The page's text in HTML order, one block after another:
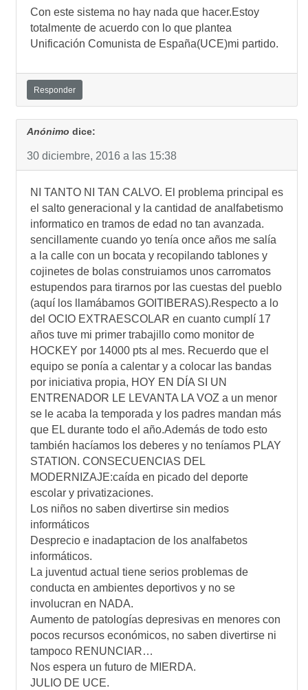
Con este sistema no hay nada que hacer.Estoy
totalmente de acuerdo con lo que plantea
Unificación Comunista de España(UCE)mi partido.
Responder
Anónimo dice:
30 diciembre, 2016 a las 15:38
NI TANTO NI TAN CALVO. El problema principal es
el salto generacional y la cantidad de analfabetismo
informatico en tramos de edad no tan avanzada.
sencillamente cuando yo tení­a once años me salí­a
a la calle con un bocata y recopilando tablones y
cojinetes de bolas construiamos unos carromatos
estupendos para tirarnos por las cuestas del pueblo
(aquí­ los llamábamos GOITIBERAS).Respecto a lo
del OCIO EXTRAESCOLAR en cuanto cumplí­ 17
años tuve mi primer trabajillo como monitor de
HOCKEY por 14000 pts al mes. Recuerdo que el
equipo se poní­a a calentar y a colocar las bandas
por iniciativa propia, HOY EN DÍA SI UN
ENTRENADOR LE LEVANTA LA VOZ a un menor
se le acaba la temporada y los padres mandan más
que EL durante todo el año.Además de todo esto
también hací­amos los deberes y no tení­amos PLAY
STATION. CONSECUENCIAS DEL
MODERNIZAJE:caí­da en picado del deporte
escolar y privatizaciones.
Los niños no saben divertirse sin medios
informáticos
Desprecio e inadaptacion de los analfabetos
informáticos.
La juventud actual tiene serios problemas de
conducta en ambientes deportivos y no se
involucran en NADA.
Aumento de patologí­as depresivas en menores con
pocos recursos económicos, no saben divertirse ni
tampoco RENUNCIAR…
Nos espera un futuro de MIERDA.
JULIO DE UCE.